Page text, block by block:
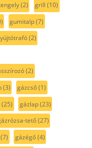
(2) grill (10)
gumitalp(7)
(2)
(2)
(3) gázcső(1)
(25) gázlap(23)
tető(27)
(7) gázégő(4)